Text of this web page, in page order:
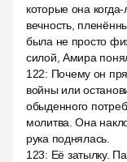
которые она
вечность,
была не просто
силой, Амира
122: Почему он
войны или
обыденного
молитва. Она
рука поднялась.
123: Её затылку.